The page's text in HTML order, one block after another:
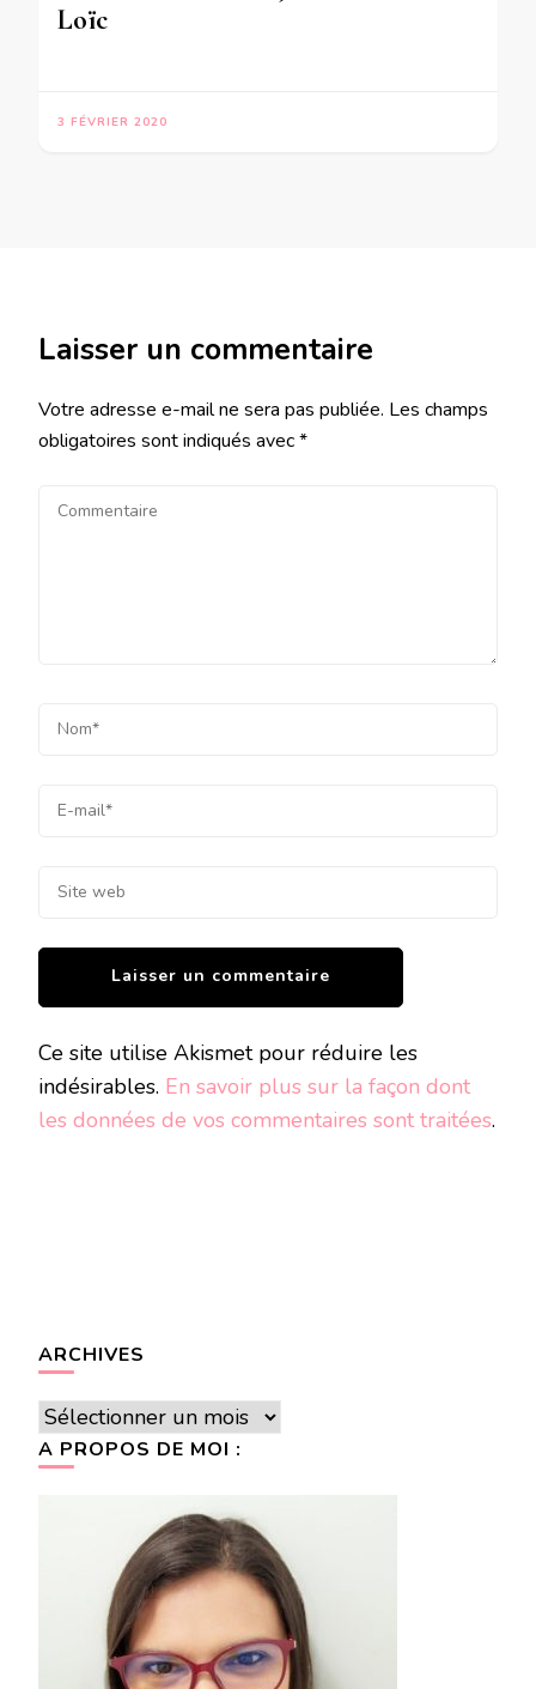
Loïc
3 FÉVRIER 2020
Laisser un commentaire
Votre adresse e-mail ne sera pas publiée. Les champs
obligatoires sont indiqués avec*
Ce site utilise Akismet pour réduire les
indésirables. En savoir plus sur la façon dont
les données de vos commentaires sont traitées.
ARCHIVES
Archives
A PROPOS DE MOI :